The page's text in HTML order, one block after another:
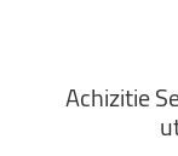
Achizitie